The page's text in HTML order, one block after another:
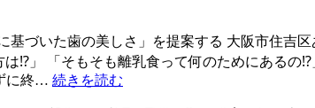
基づいた歯の美しさ」を提案する 大阪市住吉
⁉️」 「そもそも離乳食って何のためにある
に終… 続きを読む